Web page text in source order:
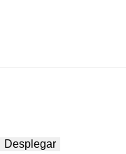
Desplegar